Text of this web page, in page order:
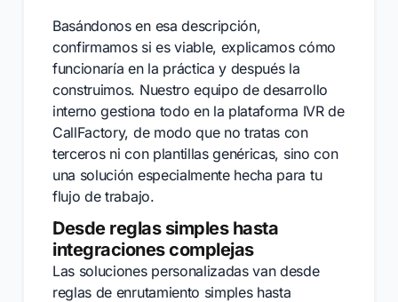
Basándonos en esa descripción,
confirmamos si es viable, explicamos cómo
funcionaría en la práctica y después la
construimos. Nuestro equipo de desarrollo
interno gestiona todo en la plataforma IVR de
CallFactory, de modo que no tratas con
terceros ni con plantillas genéricas, sino con
una solución especialmente hecha para tu
flujo de trabajo.
Desde reglas simples hasta
integraciones complejas
Las soluciones personalizadas van desde
reglas de enrutamiento simples hasta